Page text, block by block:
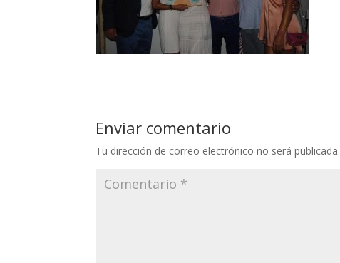
Enviar comentario
Tu dirección de correo electrónico no será publicada.